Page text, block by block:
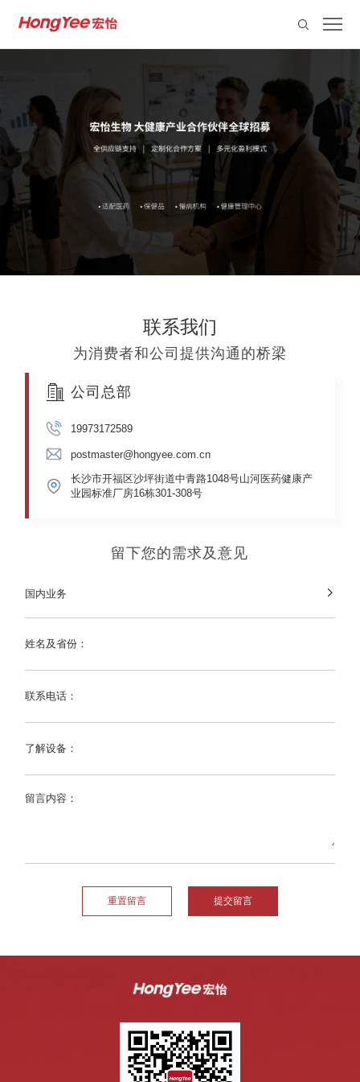
联系我们
为消费者和公司提供沟通的桥梁
公司总部
19973172589
postmaster@hongyee.com.cn
长沙市开福区沙坪街道中青路1048号山河医药健康产
业园标准厂房16栋301-308号
留下您的需求及意见
国内业务 
姓名及省份：
联系电话：
了解设备：
留言内容：
重置留言